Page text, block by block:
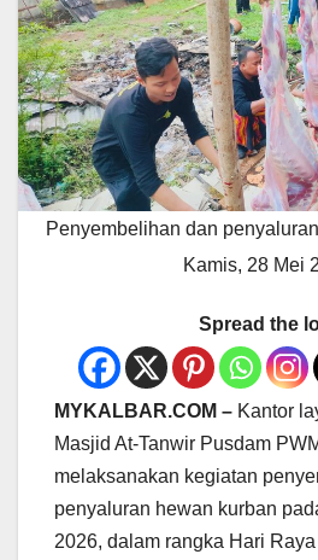
Penyembelihan dan
Kamis, 28 Mei
Spread the
MYKALBAR.COM – Kantor
Masjid At-Tanwir Pusdam
melaksanakan kegiatan
penyaluran hewan kurban
2026, dalam rangka Hari